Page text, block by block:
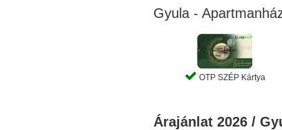
Gyula -
OTP SZÉP Kártya
Árajánlat 2026 /